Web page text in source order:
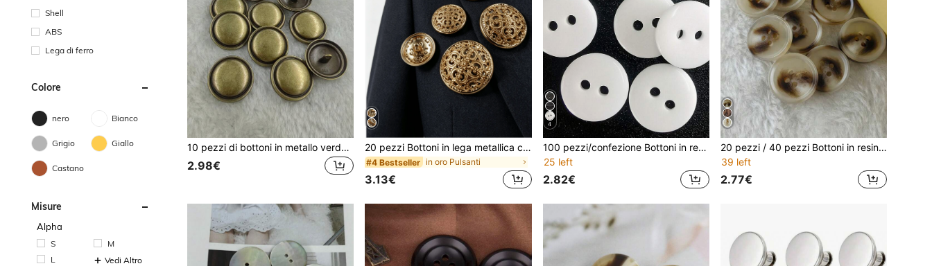
Shell
ABS
Lega di ferro
Colore
nero Bianco
Grigio Giallo
Castano
Misure
Alpha
S
M
L
Vedi Altro
10 pezzi di bottoni in metallo verde antico, adatti per cappotti, giacche, accessori di abbigliamento, forniture per cucire, durevoli e robusti
2.98€
20 pezzi Bottoni in lega metallica cava, adatti per cucire su giacche di moda da donna, durevoli, 5 opzioni di dimensione
#4 Bestseller in oro Pulsanti
3.13€
4
100 pezzi/confezione Bottoni in resina bianca, bottoni da cucire bidirezionali, adatti per camicie, tessuti per la casa, artigianato, abbigliamento, accessori per cucire
25 left
2.82€
20 pezzi / 40 pezzi Bottoni in resina a fiori misti, di stile imitazione corno, adatti per abbigliamento di alta gamma, cappotti, accessori per cucire, disponibili in varie misure, di qualità durevole
39 left
2.77€